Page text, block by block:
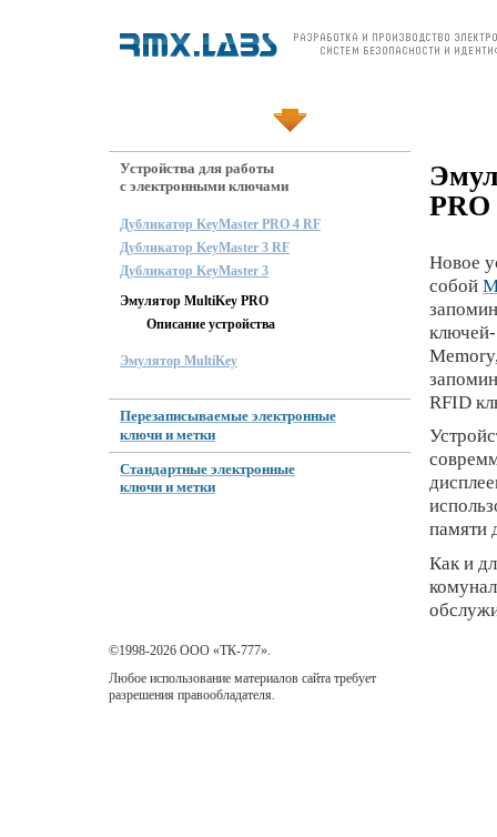
Устройства для работы
с электронными ключами
Дубликатор KeyMaster PRO 4 RF
Дубликатор KeyMaster 3 RF
Дубликатор KeyMaster 3
Эмулятор MultiKey PRO
Описание устройства
Эмулятор MultiKey
Перезаписываемые электронные
ключи и метки
Стандартные электронные
ключи и метки
PRO
Новое
собой
ключей-
RFID
памяти
Как и
©1998-2026 ООО «ТК-777».
Любое использование материалов сайта требует
разрешения правообладателя.